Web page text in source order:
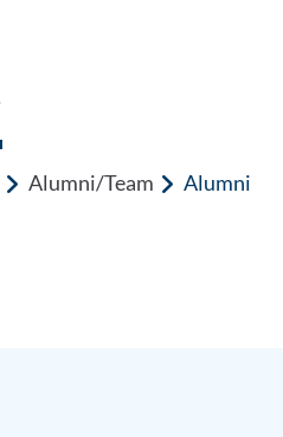
Alumni/Team Alumni